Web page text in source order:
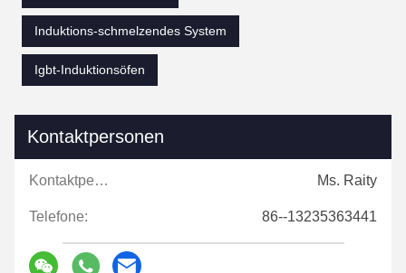
Induktions-schmelzendes System
Igbt-Induktionsöfen
Kontaktpersonen
Kontaktpersonen: Ms. Raity
Telefone: 86--13235363441